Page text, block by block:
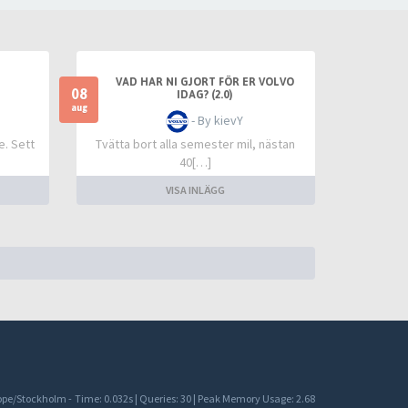
Sett
08
aug
VAD HAR NI GJORT FÖR ER VOLVO
IDAG? (2.0)
- By kievY
Tvätta bort alla semester mil, nästan
40[…]
VISA INLÄGG
Stockholm - Time: 0.032s | Queries: 30 | Peak Memory Usage: 2.68